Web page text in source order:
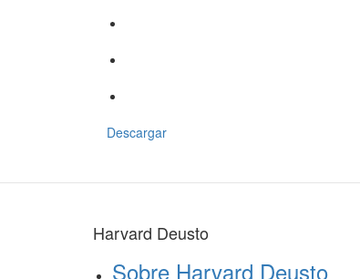
Descargar
Harvard Deusto
Sobre Harvard Deusto